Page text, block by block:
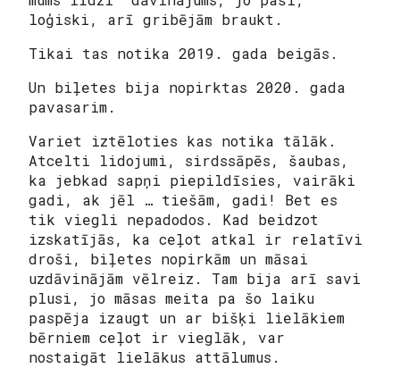
loģiski, arī gribējām braukt.
Tikai tas notika 2019. gada beigās.
Un biļetes bija nopirktas 2020. gada
pavasarim.
Variet iztēloties kas notika tālāk.
Atcelti lidojumi, sirdssāpēs, šaubas,
ka jebkad sapņi piepildīsies, vairāki
gadi, ak jēl … tiešām, gadi! Bet es
tik viegli nepadodos. Kad beidzot
izskatījās, ka ceļot atkal ir relatīvi
droši, biļetes nopirkām un māsai
uzdāvinājām vēlreiz. Tam bija arī savi
plusi, jo māsas meita pa šo laiku
paspēja izaugt un ar bišķi lielākiem
bērniem ceļot ir vieglāk, var
nostaigāt lielākus attālumus.